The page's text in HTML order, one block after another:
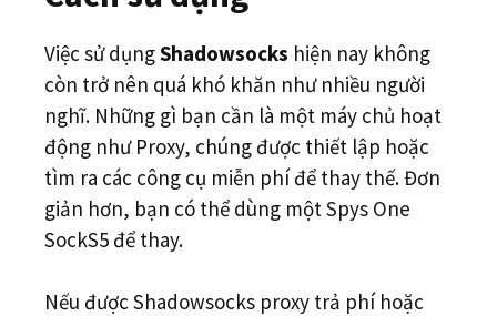
Việc sử dụngShadowsocks hiện nay không
còn trở nên quá khó khăn như nhiều người
nghĩ. Những gì bạn cần là một máy chủ hoạt
động như Proxy, chúng được thiết lập hoặc
tìm ra các công cụ miễn phí để thay thế. Đơn
giản hơn, bạn có thể dùng một Spys One
SockS5 để thay.
Nếu được Shadowsocks proxy trả phí hoặc